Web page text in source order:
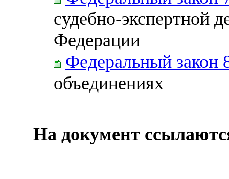
судебно-экспертной
Федерации
Федеральный закон
объединениях
На документ